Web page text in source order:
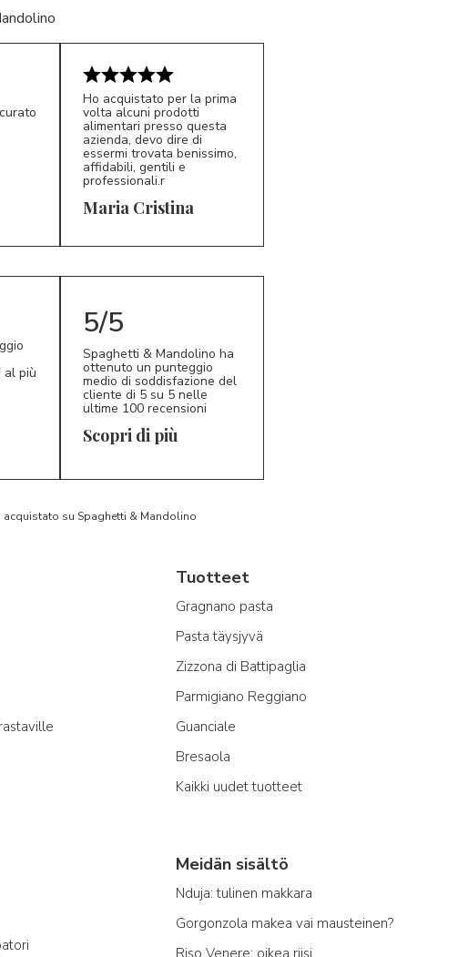
MC 5/5
Ho acquistato per la prima
volta alcuni prodotti
alimentari presso questa
azienda, devo dire di
essermi trovata benissimo,
affidabili, gentili e
professionali.r
Maria Cristina
al più
5/5
Spaghetti & Mandolino ha
ottenuto un punteggio
medio di soddisfazione del
cliente di 5 su 5 nelle
ultime 100 recensioni
Scopri di più
acquistato su Spaghetti & Mandolino
Tuotteet
Gragnano pasta
Pasta täysjyvä
Zizzona di Battipaglia
Parmigiano Reggiano
Guanciale
Bresaola
Kaikki uudet tuotteet
Meidän sisältö
Nduja: tulinen makkara
Gorgonzola makea vai mausteinen?